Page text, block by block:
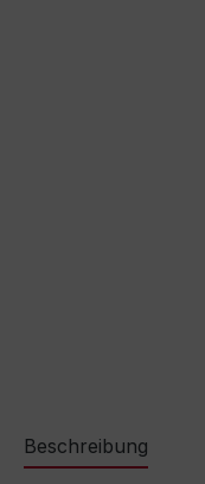
Beschreibung